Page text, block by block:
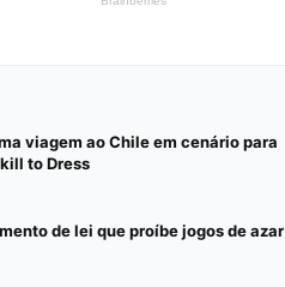
viagem ao Chile em cenário para
to Dress
de lei que proíbe jogos de azar